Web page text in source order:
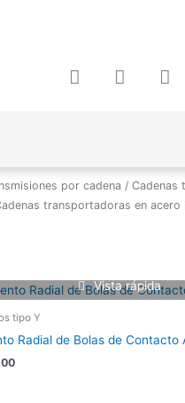
F
a
o
k
I
n
r
a
m
W
h
p
p
por cadena / Cadenas
transportadoras en acero
Vista rápida
tipo Y
Radial de Bolas de Contacto